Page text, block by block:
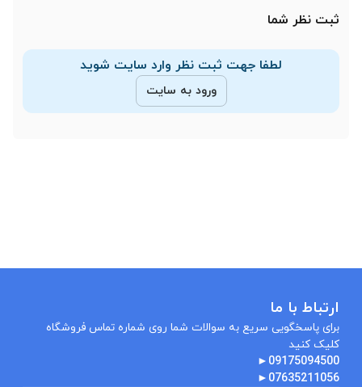
ثبت نظر شما
لطفا جهت ثبت نظر وارد سایت شوید
ورود به سایت
ارتباط با ما
برای پاسخگویی سریع به سوالات شما روی شماره تماس فروشگاه
کلیک کنید
09175094500
►
07635211056
►